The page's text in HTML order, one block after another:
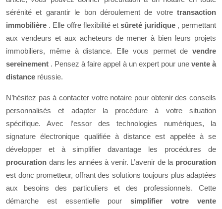
sérénité et garantir le bon déroulement de votre transaction
immobilière . Elle offre flexibilité etsûreté juridique , permettant
aux vendeurs et aux acheteurs de mener à bien leurs projets
immobiliers, même à distance. Elle vous permet de vendre
sereinement . Pensez à faire appel à un expert pour une vente à
distance réussie.
N’hésitez pas à contacter votre notaire pour obtenir des conseils
personnalisés et adapter la procédure à votre situation
spécifique. Avec l’essor des technologies numériques, la
signature électronique qualifiée à distance est appelée à se
développer et à simplifier davantage les procédures de
procuration dans les années à venir. L’avenir de la procuration
est donc prometteur, offrant des solutions toujours plus adaptées
aux besoins des particuliers et des professionnels. Cette
démarche est essentielle poursimplifier votre vente